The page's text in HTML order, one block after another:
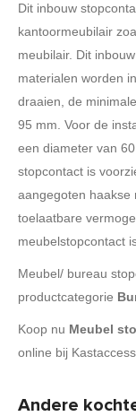
Dit inbouw
kantoormeubilair
meubilair. Dit
materialen worden
draaien, de
95 mm. Voor de
een diameter van
stopcontact is
aangegoten haakse
toelaatbare
meubelstopcontact
Meubel/ bureau
productcategorie
Koop nu Meubel
online bij
Andere